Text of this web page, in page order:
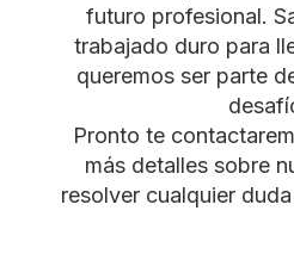
futuro profesional.
trabajado duro para
queremos ser parte
Pronto te
más detalles sobre
resolver cualquier